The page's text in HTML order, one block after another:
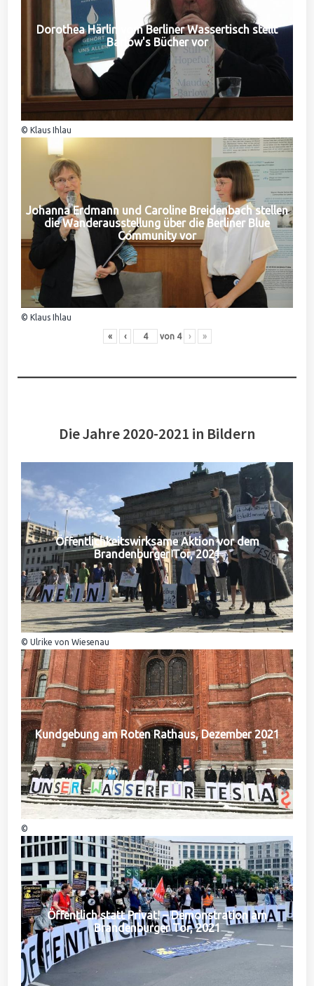
Dorothea Härlin vom Berliner Wassertisch stellt
Barlow's Bücher vor
© Klaus Ihlau
Johanna Erdmann und Caroline Breidenbach stellen
die Wanderausstellung über die Berliner Blue
Community vor
© Klaus Ihlau
« ‹ von 4 › »
Die Jahre 2020-2021 in Bildern
Öffentlichkeitswirksame Aktion vor dem
Brandenburger Tor, 2021
© Ulrike von Wiesenau
Kundgebung am Roten Rathaus, Dezember 2021
©
Öffentlich statt Privat! – Demonstration am
Brandenburger Tor, 2021